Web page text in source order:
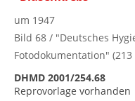
um 1947
Bild 68 / "Deutsches
Fotodokumentation"
DHMD 2001/254.68
Reprovorlage vorhanden